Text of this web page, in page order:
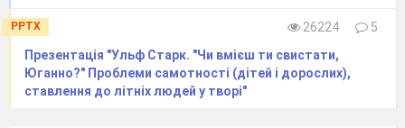
PPTX 26224
5
Презентація "Ульф Старк. "Чи вмієш ти свистати,
Юганно?" Проблеми самотності (дітей і дорослих),
ставлення до літніх людей у творі"